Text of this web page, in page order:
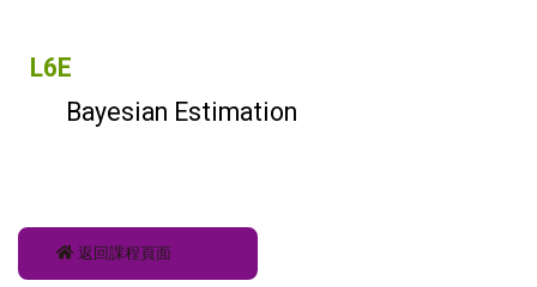
L6E
Bayesian Estimation
返回課程頁面